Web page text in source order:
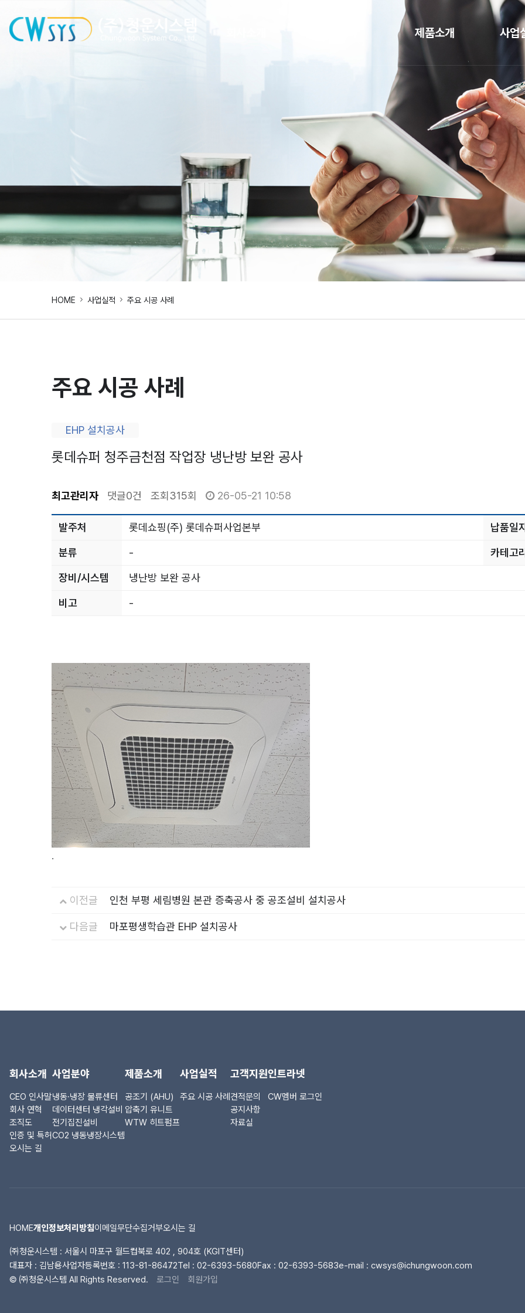
㈜청운시스템 - 캐리어 공조 시스템 전문점
회사 연혁
전기집진설비
제품소개
압축기 유니트
WTW 히트펌프
사업
주요 시
HOME 사업실적 주요 시공 사례
주요 시공 사례
EHP 설치공사
롯데슈퍼 청주금천점 작업장 냉난방 보완 공사
최고관리자 댓글0건 조회 315회 26-05-21 10:58
발주처 롯데쇼핑(주) 롯데슈퍼사업본부 납품일
분류 - 카테고리
장비/시스템 냉난방 보완 공사
비고 -
.
이전글 인천 부평 세림병원 본관 증축공사 중 공조설비 설치공사
다음글 마포평생학습관 EHP 설치공사
회사소개
CEO 인사말
회사 연혁
조직도
인증 및 특허
오시는 길
사업분야
냉동·냉장 물류센터
데이터센터 냉각설비
전기집진설비
CO2 냉동냉장시스템
제품소개
공조기 (AHU)
압축기 유니트
WTW 히트펌프
사업실적
주요 시공 사례
고객지원
견적문의
공지사항
자료실
인트라넷
CW멤버 로그인
HOME개인정보처리방침이메일무단수집거부오시는 길
㈜청운시스템 : 서울시 마포구 월드컵북로 402 , 904호 (KGIT센터)
대표자 : 김남용사업자등록번호 : 113-81-86472Tel : 02-6393-5680Fax : 02-6393-5683e-mail : cwsys@ichungwoon.com
© ㈜청운시스템 All Rights Reserved.
로그인 회원가입